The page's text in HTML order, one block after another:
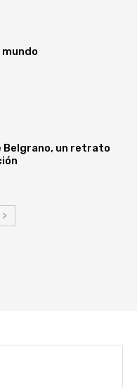
Belgrano, un retrato